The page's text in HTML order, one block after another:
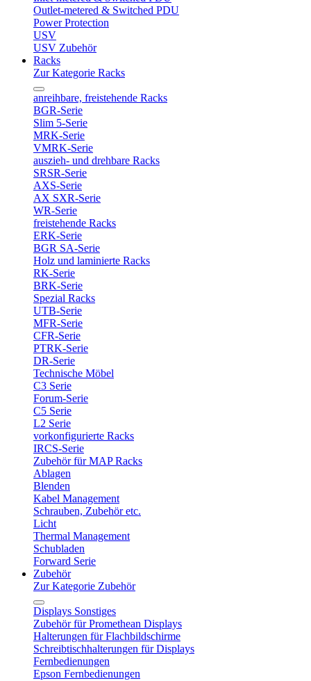
Outlet-metered & Switched PDU
Power Protection
USV
USV Zubehör
Racks
Zur Kategorie Racks
anreihbare, freistehende Racks
BGR-Serie
Slim 5-Serie
MRK-Serie
VMRK-Serie
auszieh- und drehbare Racks
SRSR-Serie
AXS-Serie
AX SXR-Serie
WR-Serie
freistehende Racks
ERK-Serie
BGR SA-Serie
Holz und laminierte Racks
RK-Serie
BRK-Serie
Spezial Racks
UTB-Serie
MFR-Serie
CFR-Serie
PTRK-Serie
DR-Serie
Technische Möbel
C3 Serie
Forum-Serie
C5 Serie
L2 Serie
vorkonfigurierte Racks
IRCS-Serie
Zubehör für MAP Racks
Ablagen
Blenden
Kabel Management
Schrauben, Zubehör etc.
Licht
Thermal Management
Schubladen
Forward Serie
Zubehör
Zur Kategorie Zubehör
Displays Sonstiges
Zubehör für Promethean Displays
Halterungen für Flachbildschirme
Schreibtischhalterungen für Displays
Fernbedienungen
Epson Fernbedienungen